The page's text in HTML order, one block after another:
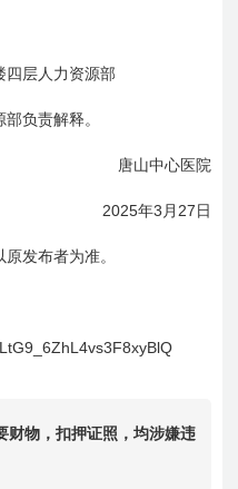
四层人力资源部
负责解释。
唐山中心医院
2025年3 月 27 日
发布者为准。
3F8xyBlQ
物，扣押证照，均涉嫌违